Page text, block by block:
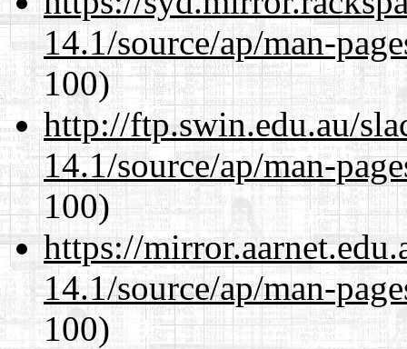
14.1/source/ap/man-
100)
http://ftp.swin.edu.au/
14.1/source/ap/man-
100)
https://
14.1/source/ap/man-
100)